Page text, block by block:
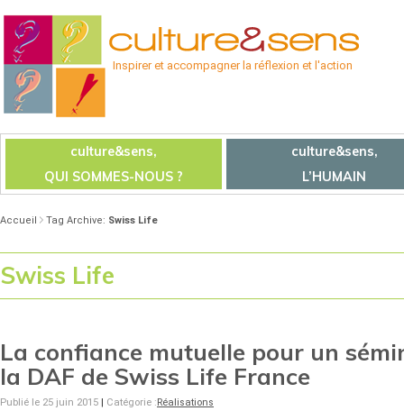
Inspirer et accompagner la réflexion et l'action
culture&sens,
QUI SOMMES-NOUS ?
culture&sens,
L’HUMAIN
Accueil Tag Archive: Swiss Life
Swiss Life
La confiance mutuelle pour un
la DAF de Swiss Life France
Publié le 25 juin 2015 | Catégorie :Réalisations